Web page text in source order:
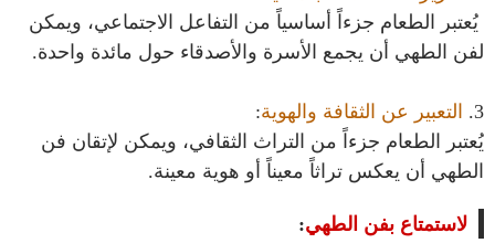
يُعتبر الطعام جزءاً أساسياً من التفاعل الاجتماعي، ويمكن
لفن الطهي أن يجمع الأسرة والأصدقاء حول مائدة واحدة.
3. التعبير عن الثقافة والهوية:
يُعتبر الطعام جزءاً من التراث الثقافي، ويمكن لإتقان فن
الطهي أن يعكس تراثاً معيناً أو هوية معينة.
لاستمتاع بفن الطهي: